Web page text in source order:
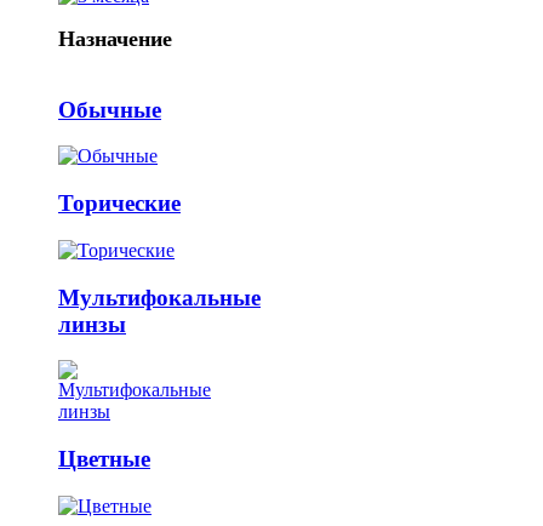
Назначение
Обычные
Торические
Мультифокальные
линзы
Цветные